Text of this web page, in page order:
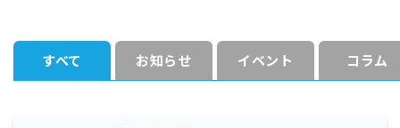
すべて お知らせ イベント コラム